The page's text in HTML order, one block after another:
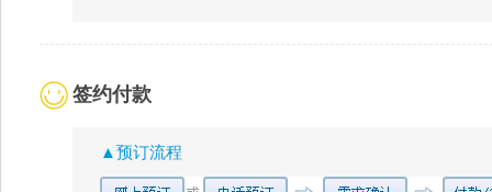
签约付款
▲预订流程